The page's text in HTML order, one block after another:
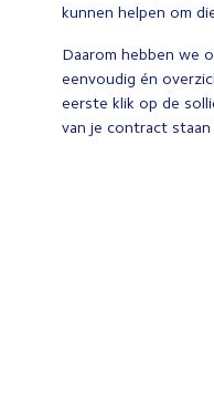
kunnen helpen om
Daarom hebben we
eenvoudig én
eerste klik op de
van je contract